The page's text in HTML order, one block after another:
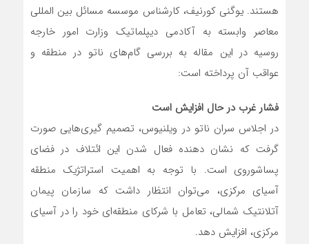
هستند. یوگنی کورنیف، کارشناس موسسه مسائل بین المللی
معاصر وابسته به آکادمی دیپلماتیک وزارت امور خارجه
روسیه در این مقاله به بررسی گام‌های ناتو در منطقه و
عواقب آن پرداخته است:
فشار غرب در حال افزایش است
در اجلاس سران ناتو در ویلنیوس، تصمیم ‌گیری‌هایی صورت
گرفت که نشان دهنده فعال شدن این ائتلاف در فضای
پساشوروی است. با توجه به اهمیت استراتژیک منطقه
آسیای مرکزی، می‌توان انتظار داشت که سازمان پیمان
آتلانتیک شمالی، تعامل با شرکای منطقه‌ای خود را در آسیای
مرکزی، افزایش دهد.